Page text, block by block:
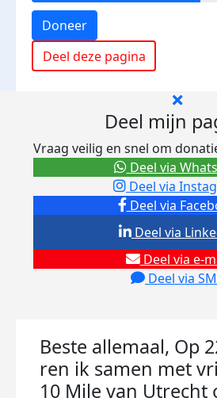
Doneer
Deel deze pagina
Deel mijn
Vraag veilig en snel om
Deel via
Deel via
Deel via e-
Deel via
Deel via
Deel via
Beste allemaal, Op
ren ik samen met
10 Mile van Utrecht